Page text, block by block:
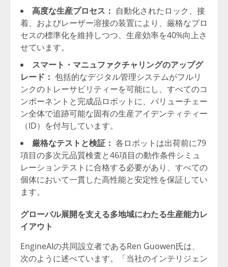
高度な生産プロセス： 自動化されたロック、接
着、およびレーザー溶接の装置により、厳格なプロ
セスの標準化を維持しつつ、生産効率を40%向上さ
せています。
スマート・マニュファクチャリングのアップグ
レード： 包括的なデジタル管理システムがフルリ
ンクのトレーサビリティーを可能にし、すべてのコ
ンポーネントと完成品ロボットに、バリューチェー
ン全体で追跡可能な固有の生産アイデンティティー
（ID）を付与しています。
厳格なテストと検証： 各ロボットは出荷前に79
項目の多次元品質検査と46項目の動作条件シミュ
レーションテストに合格する必要があり、すべての
個体において一貫した高性能と安定性を保証してい
ます。
グローバル展開を支える多地域にわたる生産能力レ
イアウト
EngineAIの共同設立者であるRen Guowen氏は、
次のように述べています。「当社のインテリジェン